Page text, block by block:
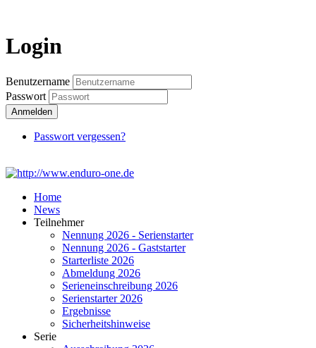
Login
Benutzername
Passwort
Anmelden
Passwort vergessen?
Home
News
Teilnehmer
Nennung 2026 - Serienstarter
Nennung 2026 - Gaststarter
Starterliste 2026
Abmeldung 2026
Serieneinschreibung 2026
Serienstarter 2026
Ergebnisse
Sicherheitshinweise
Serie